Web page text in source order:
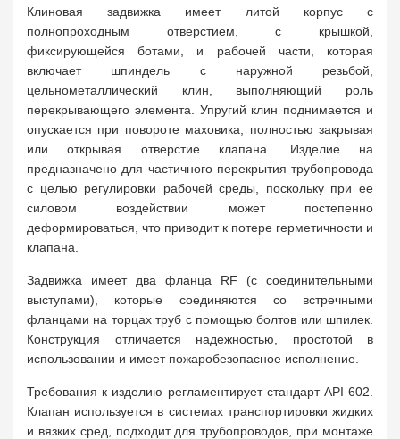
Клиновая задвижка имеет литой корпус с
полнопроходным отверстием, с крышкой,
фиксирующейся ботами, и рабочей части, которая
включает шпиндель с наружной резьбой,
цельнометаллический клин, выполняющий роль
перекрывающего элемента. Упругий клин поднимается и
опускается при повороте маховика, полностью закрывая
или открывая отверстие клапана. Изделие на
предназначено для частичного перекрытия трубопровода
с целью регулировки рабочей среды, поскольку при ее
силовом воздействии может постепенно
деформироваться, что приводит к потере герметичности и
клапана.
Задвижка имеет два фланца RF (с соединительными
выступами), которые соединяются со встречными
фланцами на торцах труб с помощью болтов или шпилек.
Конструкция отличается надежностью, простотой в
использовании и имеет пожаробезопасное исполнение.
Требования к изделию регламентирует стандарт API 602.
Клапан используется в системах транспортировки жидких
и вязких сред, подходит для трубопроводов, при монтаже